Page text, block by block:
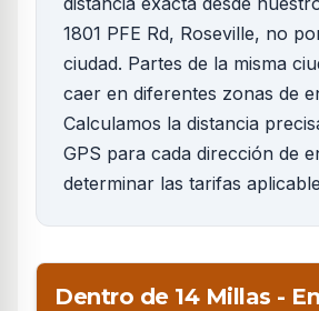
1801 PFE Rd, Roseville, no
ciudad. Partes de la misma
caer en diferentes zonas de
Calculamos la distancia
GPS para cada dirección de
determinar las tarifas
Dentro de 14 Millas -